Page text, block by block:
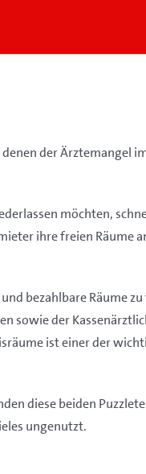
derÄrztemangel
möchten,
ihre freien Räume
bezahlbare Räume
sowie der
ist einer der
diese beiden
ungenutzt.